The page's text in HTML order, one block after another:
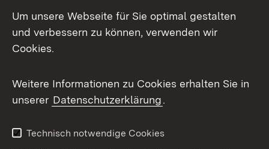
X / Twitter
Youtube
Kontakt
Datenschutz
Barrierefreiheit
Um unsere Webseite für Sie optimal gestalten
und verbessern zu können, verwenden wir
Cookies.
Weitere Informationen zu Cookies erhalten Sie in
unserer Datenschutzerklärung.
Technisch notwendige Cookies